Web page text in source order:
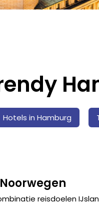
Hotels in Hamburg
reisdoelen